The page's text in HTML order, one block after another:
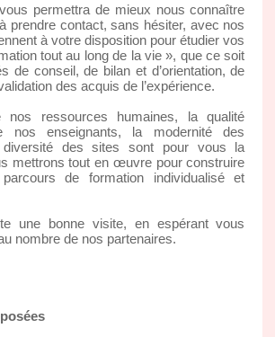
permettra de mieux nous connaître
prendre contact, sans hésiter, avec nos
à votre disposition pour étudier vos
tout au long de la vie », que ce soit
de conseil, de bilan et d’orientation, de
des acquis de l’expérience.
nos ressources humaines, la qualité
nos enseignants, la modernité des
des sites sont pour vous la
mettrons tout en œuvre pour construire
de formation individualisé et
une bonne visite, en espérant vous
nombre de nos partenaires.